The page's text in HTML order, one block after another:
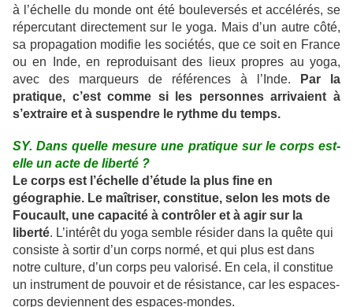
à l’échelle du monde ont été bouleversés et accélérés, se
répercutant directement sur le yoga. Mais d’un autre côté,
sa propagation modifie les sociétés, que ce soit en France
ou en Inde, en reproduisant des lieux propres au yoga,
avec des marqueurs de références à l’Inde.
Par la
pratique, c’est comme si les personnes arrivaient à
s’extraire et à suspendre le rythme du temps.
SY. Dans quelle mesure une pratique sur le corps est-
elle un acte de liberté ?
Le corps est l’échelle d’étude la plus fine en
géographie. Le maîtriser, constitue, selon les mots de
Foucault, une capacité à contrôler et à agir sur la
liberté. L’intérêt du yoga semble résider dans la quête qui
consiste à sortir d’un corps normé, et qui plus est dans
notre culture, d’un corps peu valorisé. En cela, il constitue
un instrument de pouvoir et de résistance, car les espaces-
corps deviennent des espaces-mondes.